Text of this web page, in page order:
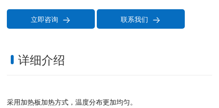
立即咨询  联系我们 
详细介绍
采用加热板加热方式，温度分布更加均匀。